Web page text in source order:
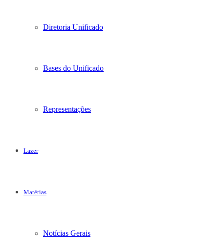
Diretoria Unificado
Bases do Unificado
Representações
Lazer
Matérias
Notícias Gerais